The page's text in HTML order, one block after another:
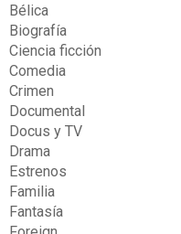
Bélica
Biografía
Ciencia ficción
Comedia
Crimen
Documental
Docus y TV
Drama
Estrenos
Familia
Fantasía